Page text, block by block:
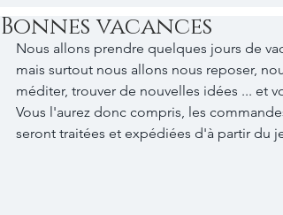
Bonnes vacances
Nous allons prendre quelques jours de
mais surtout nous allons nous reposer,
méditer, trouver de nouvelles idées ... et
Vous l'aurez donc compris, les
seront traitées et expédiées d'à partir du